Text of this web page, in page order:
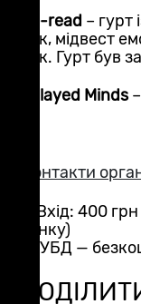
Re-read – гурт
рок, мідвест
рок. Гурт був
Delayed Minds
Контакти
🎟Вхід: 400
банку)
🪖 УБД —